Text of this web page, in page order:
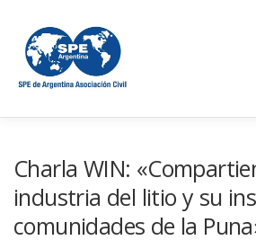
contenido
CONFERENCIAS ESTUDIANTES
Charla WIN:
industria del litio y su
comunidades de la